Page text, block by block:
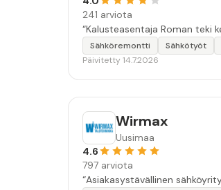
241 arviota
“Kalusteasentaja Roman
Sähköremontti Sähkötyöt
Päivitetty 14.7.2026
Wirmax
Uusimaa
4.6
797 arviota